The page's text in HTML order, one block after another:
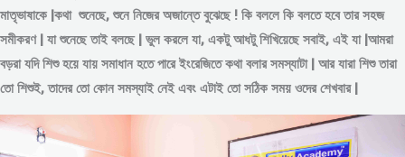
মাতৃভাষাকে |কথা শুনেছে, শুনে নিজের অজান্তে বুঝেছে ! কি বললে কি বলতে হবে তার সহজ
সমীকরণ | যা শুনেছে তাই বলছে | ভুল করলে যা, একটু আধটু শিখিয়েছে সবাই, এই যা |আমরা
বড়রা যদি শিশু হয়ে যায় সমাধান হতে পারে ইংরেজিতে কথা বলার সমস্যাটা | আর যারা শিশু তারা
তো শিশুই, তাদের তো কোন সমস্যাই নেই এবং এটাই তো সঠিক সময় ওদের শেখবার |